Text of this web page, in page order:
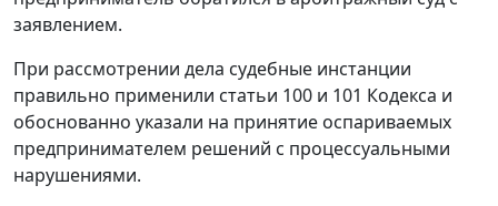
заявлением.
При рассмотрении дела судебные инстанции
правильно применили статьи 100 и 101 Кодекса и
обоснованно указали на принятие оспариваемых
предпринимателем решений с процессуальными
нарушениями.